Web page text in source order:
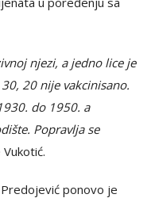
njezi, a jedno lice je
20 nije vakcinisano.
do 1950. a
Popravlja se
ponovo je